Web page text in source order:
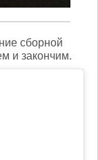
сборной
и закончим.